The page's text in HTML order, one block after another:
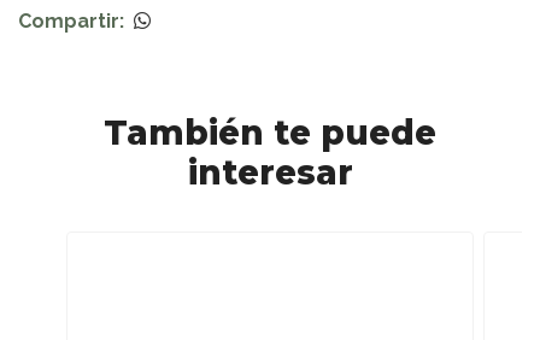
Compartir:
También te puede
interesar